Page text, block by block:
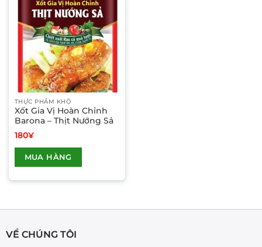
THỰC PHẨM KHÔ
Xốt Gia Vị Hoàn Chỉnh
Barona – Thịt Nướng Sả
180¥
MUA HÀNG
có
VỀ CHÚNG TÔI